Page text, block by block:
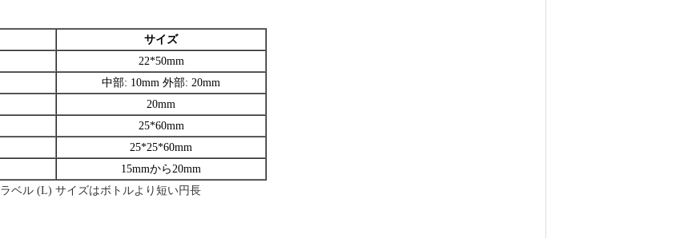
サイズ
22*50mm
中部: 10mm 外部: 20mm
20mm
25*60mm
25*25*60mm
15mmから20mm
ラベル (L) サイズはボトルより短い円長